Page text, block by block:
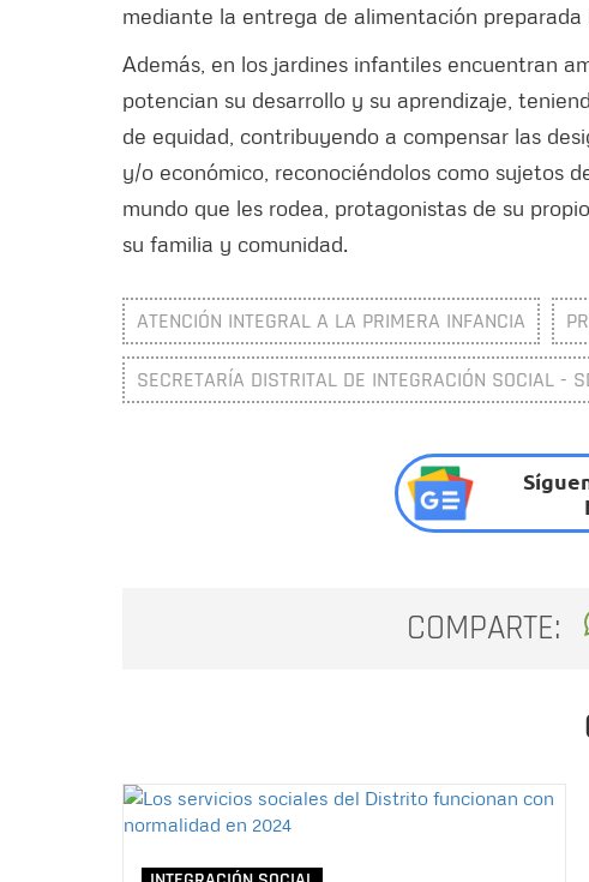
mediante la entrega de alimentación
Además, en los jardines infantiles encuentran
potencian su desarrollo y su aprendizaje,
de equidad, contribuyendo a compensar las
y/o económico, reconociéndolos como sujetos
mundo que les rodea, protagonistas de su
su familia y comunidad.
ATENCIÓN INTEGRAL A LA PRIMERA INFANCIA
SECRETARÍA DISTRITAL DE INTEGRACIÓN SOCIAL -
COMPARTE: